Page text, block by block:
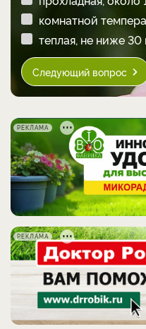
комнатной
теплая, не ниже 30
Следующий вопрос
РЕКЛАМА
РЕКЛАМА